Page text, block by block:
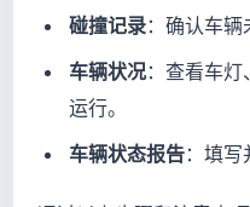
碰撞记录：确认车辆
车辆状况：查看车
运行。
车辆状态报告：填写